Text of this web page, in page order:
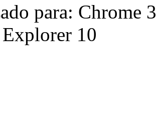
para: Chrome
10